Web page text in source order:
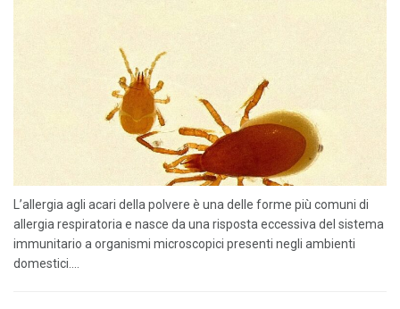
L’allergia agli acari della polvere è una delle forme più comuni di
allergia respiratoria e nasce da una risposta eccessiva del sistema
immunitario a organismi microscopici presenti negli ambienti
domestici....